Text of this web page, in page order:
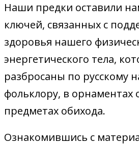
Наши предки оставили
ключей, связанных с
здоровья нашего
энергетического тела,
разбросаны по русскому
фольклору, в орнаментах
предметах обихода.
Ознакомившись с